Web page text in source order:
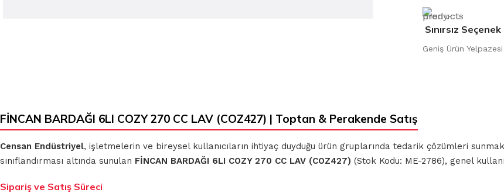
Sınırsız Seçenek
Geniş Ürün Yelpazesi
FİNCAN BARDAĞI 6LI COZY 270 CC LAV (COZ427) | Toptan & Perakende Satış
Censan Endüstriyel, işletmelerin ve bireysel kullanıcıların ihtiyaç duyduğu ürün gruplarında tedarik çözümleri
sınıflandırması altında sunulan FİNCAN BARDAĞI 6LI COZY 270 CC LAV (COZ427) (Stok Kodu: ME-2786), genel
Sipariş ve Satış Süreci